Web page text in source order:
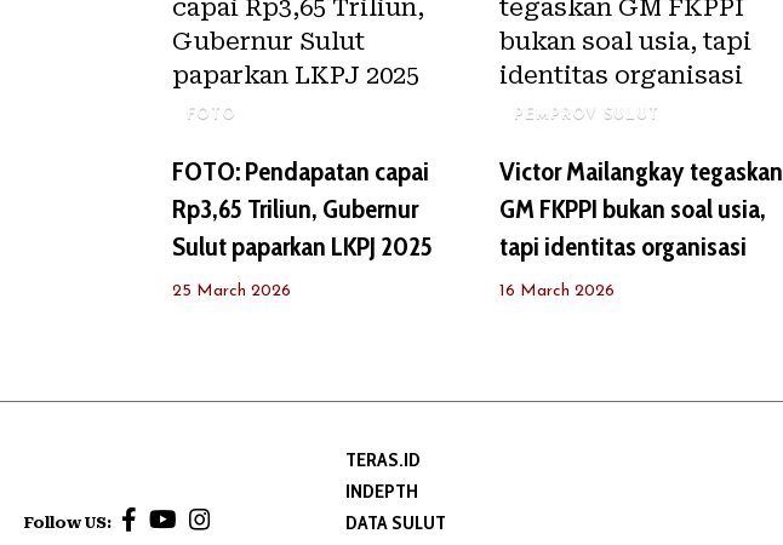
FOTO
FOTO: Pendapatan capai
Rp3,65 Triliun, Gubernur
Sulut paparkan LKPJ 2025
25 March 2026
PEMPROV SULUT
Victor Mailangkay tegaskan
GM FKPPI bukan soal usia,
tapi identitas organisasi
16 March 2026
Follow US:
TERAS.ID
INDEPTH
DATA SULUT